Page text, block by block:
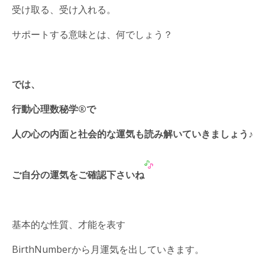
受け取る、受け入れる。
サポートする意味とは、何でしょう？
では、
行動心理数秘学®️で
人の心の内面と社会的な運気も読み解いていきましょう♪
ご自分の運気をご確認下さいね
基本的な性質、才能を表す
BirthNumberから月運気を出していきます。